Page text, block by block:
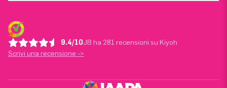
9.4/10JB ha 281 recensioni su Kiyoh
Scrivi una recensione ->